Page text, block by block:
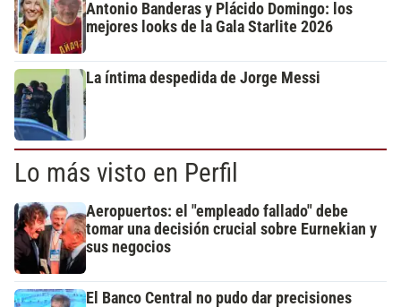
Antonio Banderas y Plácido Domingo: los
mejores looks de la Gala Starlite 2026
La íntima despedida de Jorge Messi
Lo más visto en Perfil
Aeropuertos: el "empleado fallado" debe
tomar una decisión crucial sobre Eurnekian y
sus negocios
El Banco Central no pudo dar precisiones